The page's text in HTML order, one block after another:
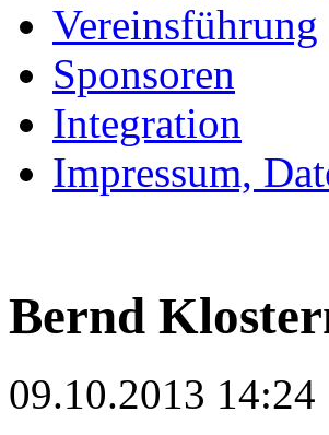
Vereinsführung
Sponsoren
Integration
Impressum,
Bernd
09.10.2013 14:24